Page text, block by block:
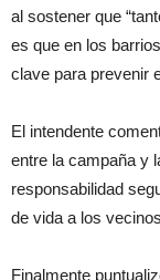
al sostener que
es que en los
clave para prevenir
El intendente
entre la campaña y
responsabilidad
de vida a los
Finalmente